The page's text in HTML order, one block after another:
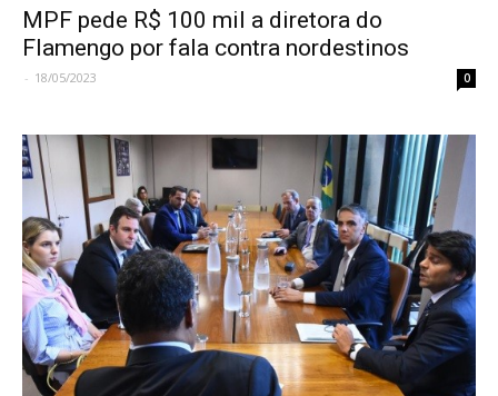
MPF pede R$ 100 mil a diretora do
Flamengo por fala contra nordestinos
- 18/05/2023 0